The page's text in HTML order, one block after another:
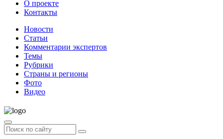
О проекте
Контакты
Новости
Статьи
Комментарии экспертов
Темы
Рубрики
Страны и регионы
Фото
Видео